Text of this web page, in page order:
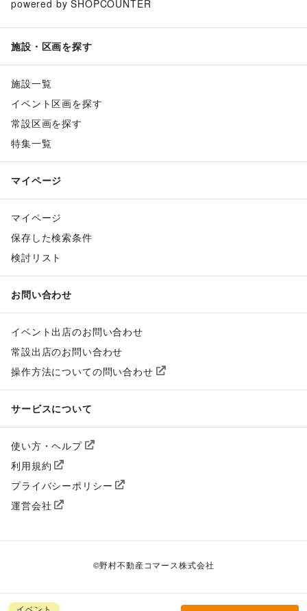
イベント
powered by SHOPCOUNTER
施設・区画を探す
施設一覧
イベント区画を探す
常設区画を探す
特集一覧
マイページ
マイページ
保存した検索条件
検討リスト
お問い合わせ
イベント出店のお問い合わせ
常設出店のお問い合わせ
操作方法についての問い合わせ
サービスについて
使い方・ヘルプ
利用規約
プライバシーポリシー
運営会社
©野村不動産コマース株式会社